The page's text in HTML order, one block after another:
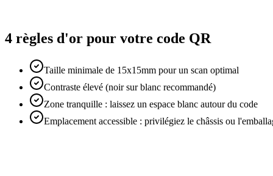
4 règles d'or pour votre code QR
Taille minimale de 15x15mm pour un scan optimal
Contraste élevé (noir sur blanc recommandé)
Zone tranquille : laissez un espace blanc autour du code
Emplacement accessible : privilégiez le châssis ou